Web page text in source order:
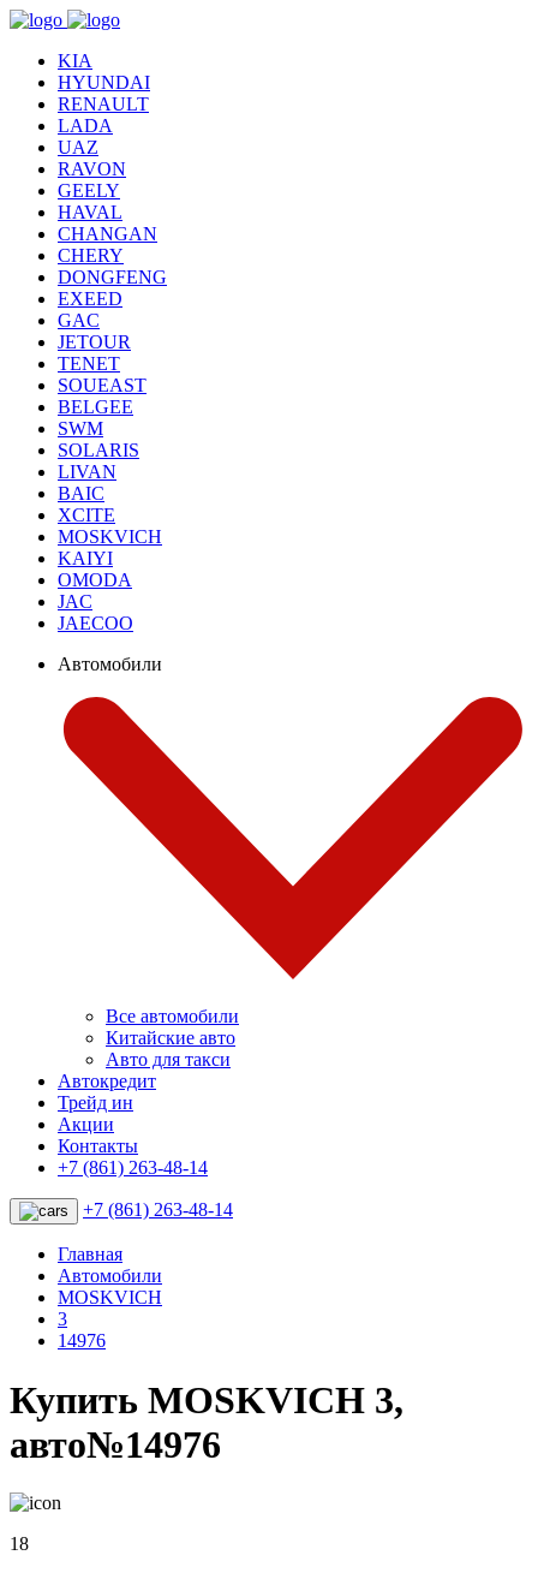
KIA
HYUNDAI
RENAULT
LADA
UAZ
RAVON
GEELY
HAVAL
CHANGAN
CHERY
DONGFENG
EXEED
GAC
JETOUR
TENET
SOUEAST
BELGEE
SWM
SOLARIS
LIVAN
BAIC
XCITE
MOSKVICH
KAIYI
OMODA
JAC
JAECOO
Автомобили
Все автомобили
Китайские авто
Авто для такси
Автокредит
Трейд ин
Акции
Контакты
+7 (861) 263-48-14
+7 (861) 263-48-14
Главная
Автомобили
MOSKVICH
3
14976
Купить MOSKVICH 3,
авто№14976
18